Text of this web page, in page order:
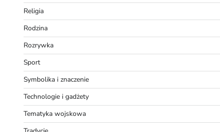
Religia
Rodzina
Rozrywka
Sport
Symbolika i znaczenie
Technologie i gadżety
Tematyka wojskowa